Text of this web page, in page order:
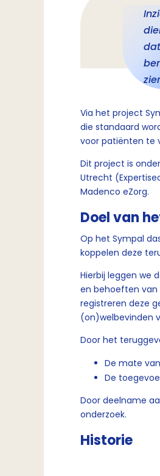
Via het project
die standaard
voor patiënten te
Dit project is
Utrecht
Madenco eZorg.
Doel van
Op het Sympal
koppelen deze
Hierbij leggen we
en behoeften van
registreren deze
(on)welbevinden
Door het
De mate
De
Door deelname
onderzoek.
Historie